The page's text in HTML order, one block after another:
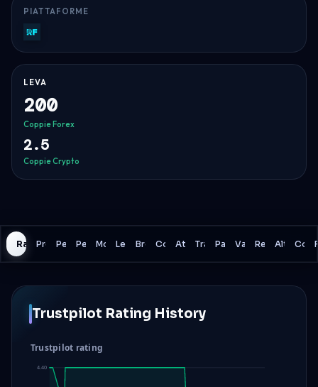
PIATTAFORME
Rf-
Trader
LEVA
200
Coppie Forex
2.5
Coppie Crypto
Rating History
Programma
Perdita giornaliera
Perdita complessiva
Modello di drawdown
Leva BrokerCommissioni
AttivitàTrading di notizie
Pagamenti
Valutazione
Regole di
Altri
Trustpilot Rating History
Trustpilot rating
4.40